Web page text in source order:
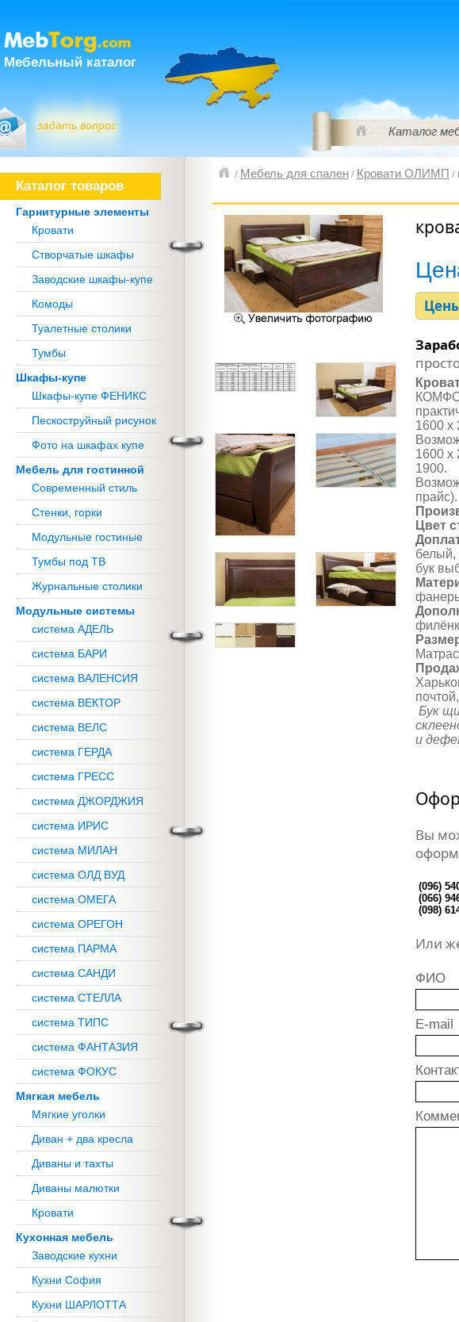
Мебельный каталог
задать вопрос Каталог
/ Мебель для спален/ Кровати ОЛИМП /
1600 х
1600 х
1900.
прайс).
Цвет
белый,
бук
Бук
и
Вы
(096)
(066)
(098)
Или
ФИО
E-mail
Каталог товаров
Гарнитурные элементы
Кровати
Створчатые шкафы
Заводские шкафы-купе
Комоды
Туалетные столики
Тумбы
Шкафы-купе
Шкафы-купе ФЕНИКС
Пескоструйный рисунок
Фото на шкафах купе
Мебель для гостинной
Современный стиль
Стенки, горки
Модульные гостиные
Тумбы под ТВ
Журнальные столики
Модульные системы
система АДЕЛЬ
система БАРИ
система ВАЛЕНСИЯ
система ВЕКТОР
система ВЕЛС
система ГЕРДА
система ГРЕСС
система ДЖОРДЖИЯ
система ИРИС
система МИЛАН
система ОЛД ВУД
система ОМЕГА
система ОРЕГОН
система ПАРМА
система САНДИ
система СТЕЛЛА
система ТИПС
система ФАНТАЗИЯ
система ФОКУС
Мягкая мебель
Мягкие уголки
Диван + два кресла
Диваны и тахты
Диваны малютки
Кровати
Кухонная мебель
Заводские кухни
Кухни София
Кухни ШАРЛОТТА